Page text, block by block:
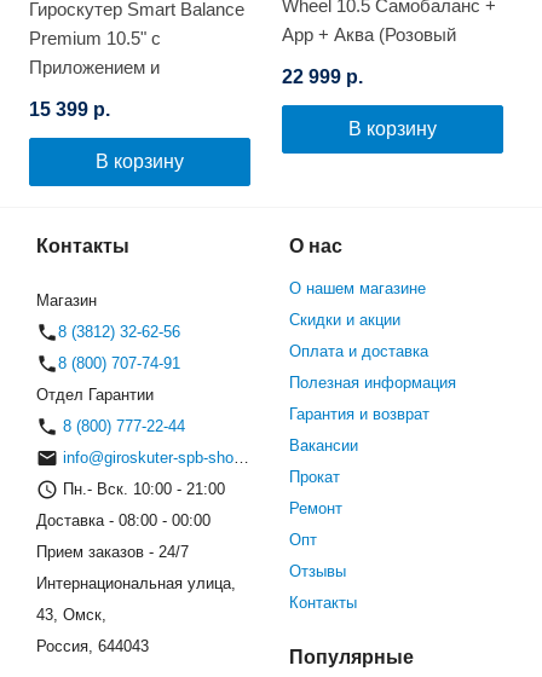
Гироскутер Smart Balance
Premium 10.5" с
Приложением и
(Черный карбон)
15 399 р.
В корзину
Wheel 10.5 Самобаланс +
App + Аква (Розовый
22 999 р.
В корзину
Контакты
Магазин
8 (3812) 32-62-56
8 (800) 707-74-91
Отдел Гарантии
8 (800) 777-22-44
info@giroskuter-spb-shop.ru
Пн.- Вск. 10:00 - 21:00
Доставка - 08:00 - 00:00
Прием заказов - 24/7
Интернациональная улица,
43, Омск,
Россия, 644043
О нас
О нашем магазине
Скидки и акции
Оплата и доставка
Полезная информация
Гарантия и возврат
Вакансии
Прокат
Ремонт
Опт
Отзывы
Контакты
Популярные